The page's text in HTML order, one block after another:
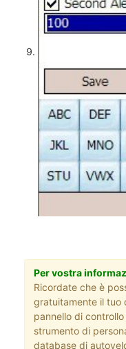
Per vostra
Ricordate che è
gratuitamente il tuo
pannello di
strumento di
database di